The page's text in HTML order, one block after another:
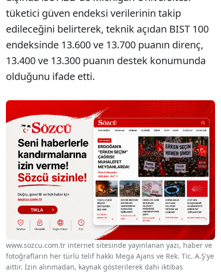
tüketici güven endeksi verilerinin takip
edileceğini belirterek, teknik açıdan BIST 100
endeksinde 13.600 ve 13.700 puanın direnç,
13.400 ve 13.300 puanın destek konumunda
olduğunu ifade etti.
www.sozcu.com.tr internet sitesinde yayınlanan yazı, haber ve
fotoğrafların her türlü telif hakkı Mega Ajans ve Rek. Tic. A.Ş'ye
aittir. İzin alınmadan, kaynak gösterilerek dahi iktibas